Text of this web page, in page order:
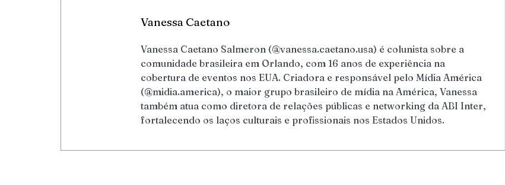
Vanessa Caetano
Vanessa Caetano Salmeron (@vanessa.caetano.usa) é colunista sobre a
comunidade brasileira em Orlando, com 16 anos de experiência na
cobertura de eventos nos EUA. Criadora e responsável pelo Mídia América
(@midia.america), o maior grupo brasileiro de mídia na América, Vanessa
também atua como diretora de relações públicas e networking da ABI Inter,
fortalecendo os laços culturais e profissionais nos Estados Unidos.